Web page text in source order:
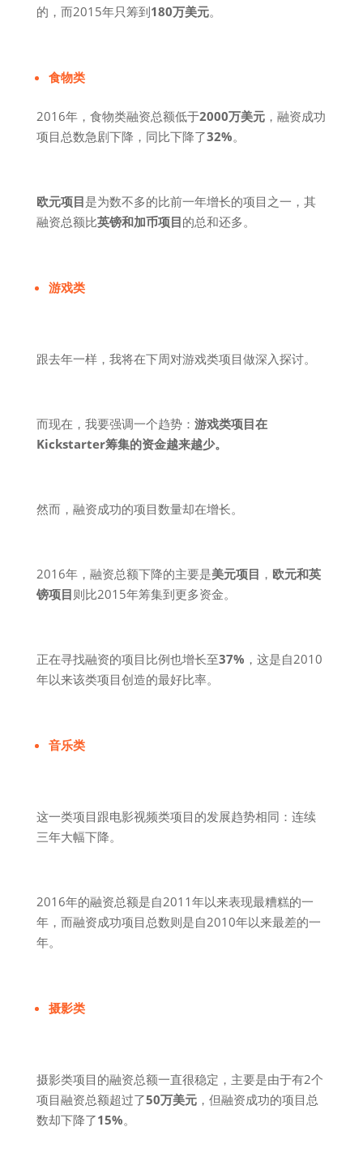
的，而2015年只筹到180万美元。
食物类
2016年，食物类融资总额低于2000万美元，融资成功
项目总数急剧下降，同比下降了32%。
欧元项目是为数不多的比前一年增长的项目之一，其
融资总额比英镑和加币项目的总和还多。
游戏类
跟去年一样，我将在下周对游戏类项目做深入探讨。
而现在，我要强调一个趋势： 游戏类项目在
Kickstarter筹集的资金越来越少。
然而，融资成功的项目数量却在增长。
2016年，融资总额下降的主要是美元项目 ， 欧元和英
镑项目则比2015年筹集到更多资金。
正在寻找融资的项目比例也增长至37% ，这是自2010
年以来该类项目创造的最好比率。
音乐类
这一类项目跟电影视频类项目的发展趋势相同：连续
三年大幅下降。
2016年的融资总额是自2011年以来表现最糟糕的一
年，而融资成功项目总数则是自2010年以来最差的一
年。
摄影类
摄影类项目的融资总额一直很稳定，主要是由于有2个
项目融资总额超过了50万美元，但融资成功的项目总
数却下降了15%。